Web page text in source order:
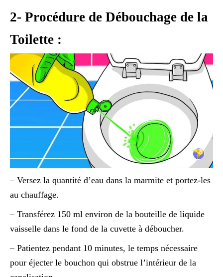
2- Procédure de Débouchage de la
Toilette :
– Versez la quantité d’eau dans la marmite et portez-les
au chauffage.
– Transférez 150 ml environ de la bouteille de liquide
vaisselle dans le fond de la cuvette à déboucher.
– Patientez pendant 10 minutes, le temps nécessaire
pour éjecter le bouchon qui obstrue l’intérieur de la